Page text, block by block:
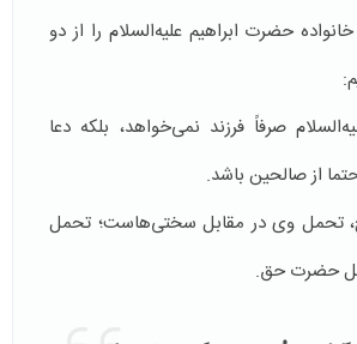
حضرت ابراهیم علیه‌السلام را از دو
صرفاً فرزند نمی‌خواهد، بلکه دعا
از صالحین باشد.
تحمل وی در مقابل سختی‌هاست؛ تحمل
حضرت حق.